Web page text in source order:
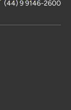
(44) 9 9146-2600